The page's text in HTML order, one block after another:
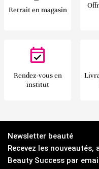
Retrait en magasin
Rendez-vous en
institut
Newsletter beauté
Recevez les
Beauty Success par